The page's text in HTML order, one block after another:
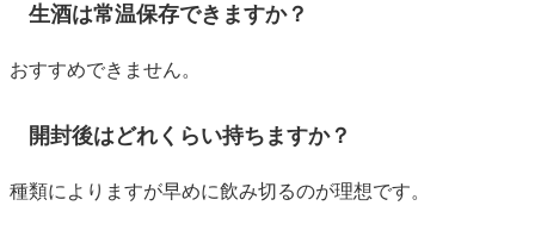
生酒は常温保存できますか？
おすすめできません。
開封後はどれくらい持ちますか？
種類によりますが早めに飲み切るのが理想です。